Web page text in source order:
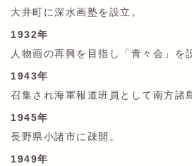
大井町に深水画塾を設立。
1932年
人物画の再興を目指し「青々会」を
1943年
召集され海軍報道班員として南方諸
1945年
長野県小諸市に疎開。
1949年